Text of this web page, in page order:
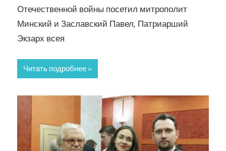
Отечественной войны посетил митрополит
Минский и Заславский Павел, Патриарший
Экзарх всея
Читать подробнее